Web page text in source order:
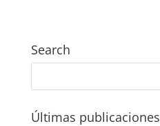
Search
Últimas publicaciones